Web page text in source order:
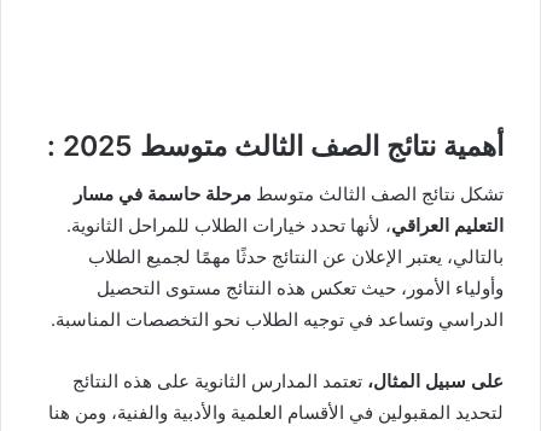
أهمية نتائج الصف الثالث متوسط 2025 :
تشكل نتائج الصف الثالث متوسط مرحلة حاسمة في مسار
التعليم العراقي، لأنها تحدد خيارات الطلاب للمراحل الثانوية.
بالتالي، يعتبر الإعلان عن النتائج حدثًا مهمًا لجميع الطلاب
وأولياء الأمور، حيث تعكس هذه النتائج مستوى التحصيل
الدراسي وتساعد في توجيه الطلاب نحو التخصصات المناسبة.
على سبيل المثال، تعتمد المدارس الثانوية على هذه النتائج
لتحديد المقبولين في الأقسام العلمية والأدبية والفنية، ومن هنا